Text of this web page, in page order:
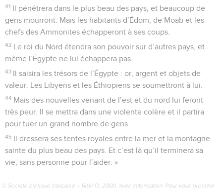
41 Il pénétrera dans le plus beau des pays, et beaucoup de
gens mourront. Mais les habitants d’Édom, de Moab et les
chefs des Ammonites échapperont à ses coups.
42 Le roi du Nord étendra son pouvoir sur d’autres pays, et
même l’Égypte ne lui échappera pas.
43 Il saisira les trésors de l’Égypte : or, argent et objets de
valeur. Les Libyens et les Éthiopiens se soumettront à lui.
44 Mais des nouvelles venant de l’est et du nord lui feront
très peur. Il se mettra dans une violente colère et il partira
pour tuer un grand nombre de gens.
45 Il dressera ses tentes royales entre la mer et la montagne
sainte du plus beau des pays. Et c’est là qu’il terminera sa
vie, sans personne pour l’aider. »
© Société biblique française – Bibli’O, 2000, avec autorisation. Pour vous procurer